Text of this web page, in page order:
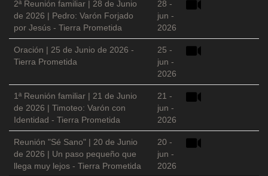
2ª Reunión familiar | 28 de Junio
de 2026 | Pedro: Varón Forjado
por Jesús - Tierra Prometida
28 -
jun -
2026
Oración | 25 de Junio de 2026 -
Tierra Prometida
25 -
jun -
2026
1ª Reunión familiar | 21 de Junio
de 2026 | Timoteo: Varón con
Identidad - Tierra Prometida
21 -
jun -
2026
Reunión "Sé Sano" | 20 de Junio
de 2026 | Un paso pequeño que
llega muy lejos - Tierra Prometida
20 -
jun -
2026